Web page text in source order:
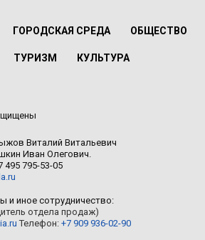
ГОРОДСКАЯ СРЕДА ОБЩЕСТВО
ТУРИЗМ КУЛЬТУРА
Виталий Витальевич
Иван Олегович.
495 795-53-05
и иное сотрудничество:
отдела продаж)
Телефон: +7 909 936-02-90